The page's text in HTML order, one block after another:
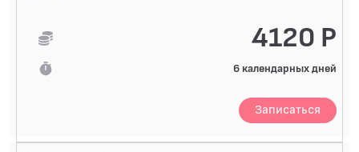
4120 Р
6 календарных дней
Записаться